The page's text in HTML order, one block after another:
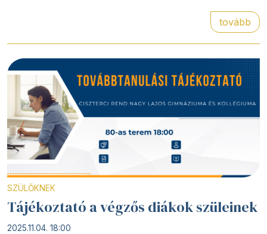
tovább
SZÜLŐKNEK
Tájékoztató a végzős diákok szüleinek
2025.11.04. 18:00